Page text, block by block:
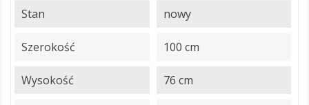
Stan nowy
Szerokość 100 cm
Wysokość 76 cm